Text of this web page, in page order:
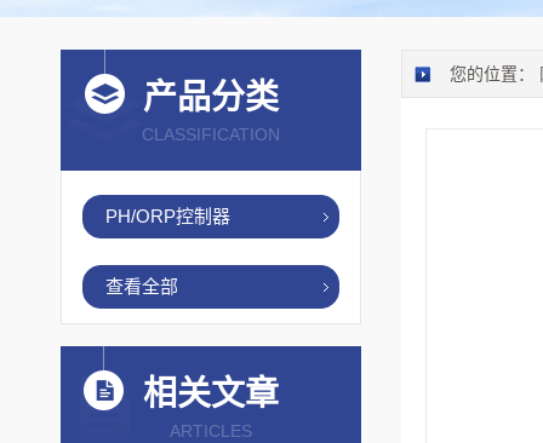
您的位置：
产品分类
CLASSIFICATION
PH/ORP控制器
查看全部
相关文章
ARTICLES